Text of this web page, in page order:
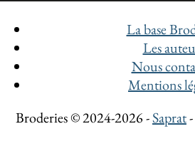
La base
Les
Nous
Mentions
Broderies © 2024-2026 -Saprat-